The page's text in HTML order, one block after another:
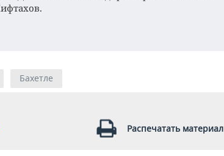
Бахетле
Распечатать материал